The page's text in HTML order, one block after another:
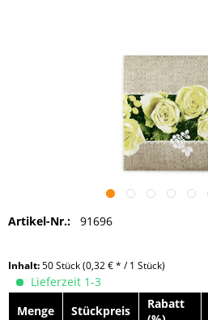
Artikel-Nr.: 91696
Inhalt:50 Stück(0,32 € * / 1 Stück)
Lieferzeit 1-3
Menge
Stückpreis
Rabatt